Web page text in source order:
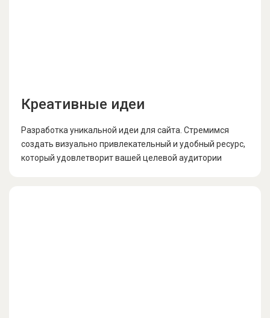
Креативные идеи
Разработка уникальной идеи для сайта. Стремимся
создать визуально привлекательный и удобный ресурс,
который удовлетворит вашей целевой аудитории